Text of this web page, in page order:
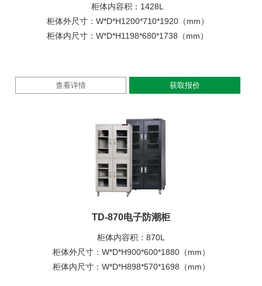
柜体内容积：1428L
柜体外尺寸：W*D*H1200*710*1920（mm）
柜体内尺寸：W*D*H1198*680*1738（mm）
查看详情 获取报价
TD-870电子防潮柜
柜体内容积：870L
柜体外尺寸：W*D*H900*600*1880（mm）
柜体内尺寸：W*D*H898*570*1698（mm）